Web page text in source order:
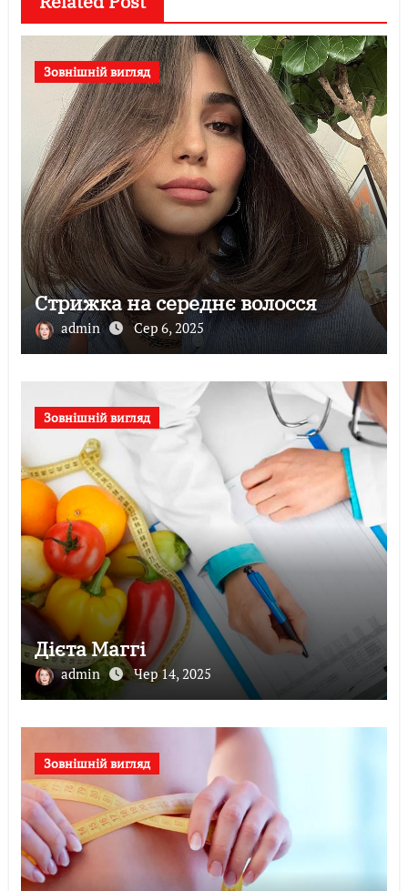
Зовнішній вигляд
Стрижка на середнє волосся
admin Сер 6, 2025
Зовнішній вигляд
Дієта Маггі
admin Чер 14, 2025
Зовнішній вигляд